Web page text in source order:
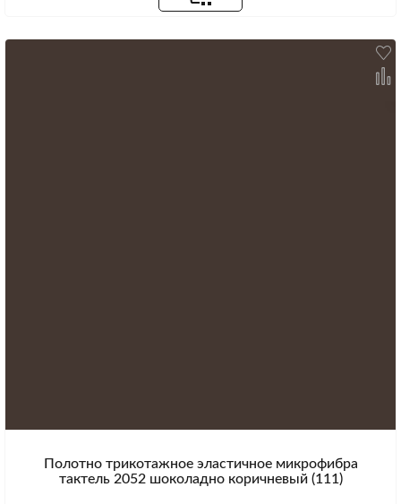
Полотно трикотажное эластичное микрофибра
тактель 2052 шоколадно коричневый (111)